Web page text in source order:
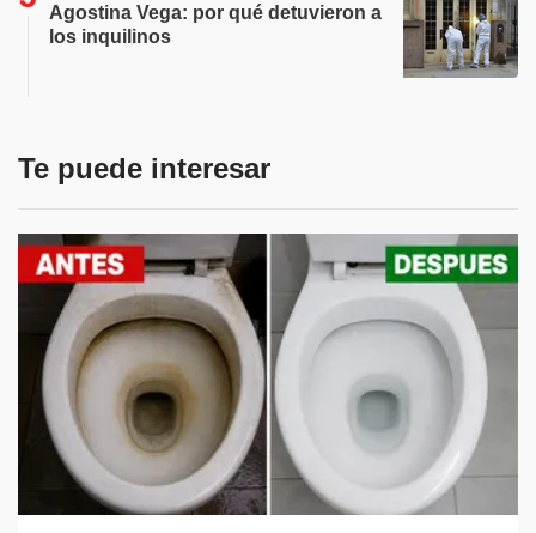
Agostina Vega: por qué detuvieron a
los inquilinos
Te puede interesar